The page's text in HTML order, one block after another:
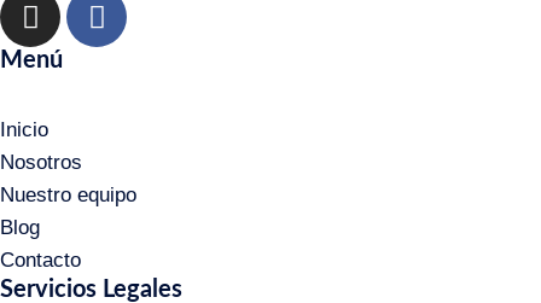
Menú
Inicio
Nosotros
Nuestro equipo
Blog
Contacto
Servicios Legales